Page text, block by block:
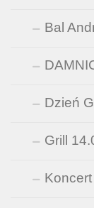
Bal
Dzień
Grill